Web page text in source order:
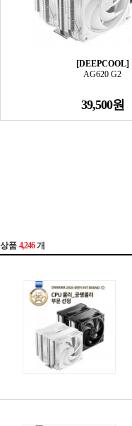
[DEEPCOOL]
AG620 G2
39,500원